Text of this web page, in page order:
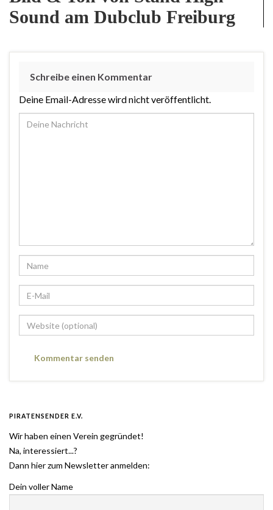
Sound am Dubclub Freiburg
Schreibe einen Kommentar
Deine Email-Adresse wird nicht veröffentlicht.
PIRATENSENDER E.V.
Wir haben einen Verein gegründet!
Na, interessiert...?
Dann hier zum Newsletter anmelden:
Dein voller Name